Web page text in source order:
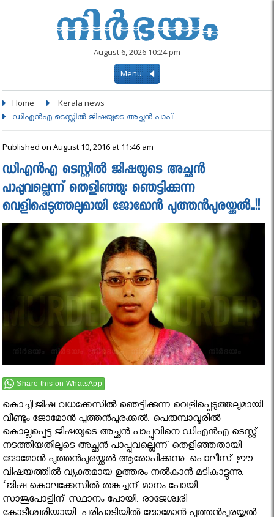
August 6, 2026 10:24 pm
Menu
Home Kerala news
ഡിഎന്‍എ ടെസ്റ്റില്‍ ജിഷയുടെ അച്ഛന്‍ പാപ്....
Published on August 10, 2016 at 11:46 am
ഡിഎന്‍എ ടെസ്റ്റില്‍ ജിഷയുടെ അച്ഛന്‍
പാപ്പുവല്ലെന്ന് തെളിഞ്ഞു: ഞെട്ടിക്കുന്ന
വെളിപ്പെടുത്തലുമായി ജോമോന്‍ പുത്തന്‍പുരയ്ക്കല്‍..!!
Share this on WhatsApp
കൊച്ചി:ജിഷ വധക്കേസില്‍ ഞെട്ടിക്കുന്ന വെളിപ്പെടുത്തലുമായി
വീണ്ടും ജോമോന്‍ പുത്തന്‍പുരക്കല്‍. പെരുമ്പാവൂരില്‍
കൊല്ലപ്പെട്ട ജിഷയുടെ അച്ഛന്‍ പാപ്പുവിനെ ഡിഎന്‍എ ടെസ്റ്റ്
നടത്തിയതിലൂടെ അച്ഛന്‍ പാപ്പുവല്ലെന്ന് തെളിഞ്ഞതായി
ജോമോന്‍ പുത്തന്‍പുരയ്ക്കല്‍ ആരോപിക്കുന്നു. പൊലീസ് ഈ
വിഷയത്തില്‍ വ്യക്തമായ ഉത്തരം നല്‍കാന്‍ മടികാട്ടുന്നു.
‘ജിഷ കൊലക്കേസില്‍ തങ്കച്ചന് മാനം പോയി,
സാജുപോളിന് സ്ഥാനം പോയി. രാജേശ്വരി